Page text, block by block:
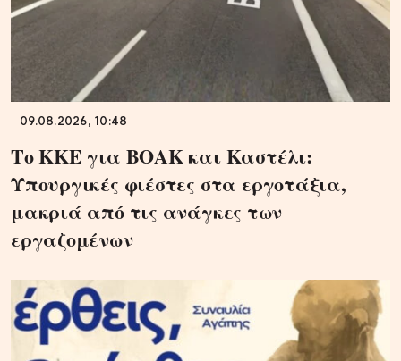
09.08.2026, 10:48
Το ΚΚΕ για ΒΟΑΚ και Καστέλι:
Υπουργικές φιέστες στα εργοτάξια,
μακριά από τις ανάγκες των
εργαζομένων